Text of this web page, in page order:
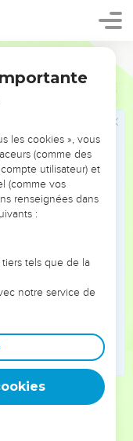
par l’Eternel de
encore à conquérir
de manière plus
événements
crise entre les tribus
(ch.22) et son
précède le
Dieu dont les
de la
à ses lois,
La terre
les cookies », vous
(comme des
utilisateur) et
(comme vos
renseignées dans
:
tels que de la
notre service de